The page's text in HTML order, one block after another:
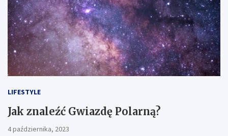
LIFESTYLE
Jak znaleźć Gwiazdę Polarną?
4 października, 2023